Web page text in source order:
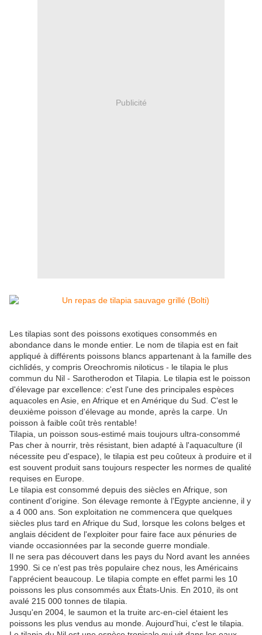
Publicité
Les tilapias sont des poissons exotiques consommés en
abondance dans le monde entier. Le nom de tilapia est en fait
appliqué à différents poissons blancs appartenant à la famille des
cichlidés, y compris Oreochromis niloticus - le tilapia le plus
commun du Nil - Sarotherodon et Tilapia. Le tilapia est le poisson
d'élevage par excellence: c'est l'une des principales espèces
aquacoles en Asie, en Afrique et en Amérique du Sud. C'est le
deuxième poisson d'élevage au monde, après la carpe. Un
poisson à faible coût très rentable!
Tilapia, un poisson sous-estimé mais toujours ultra-consommé
Pas cher à nourrir, très résistant, bien adapté à l'aquaculture (il
nécessite peu d'espace), le tilapia est peu coûteux à produire et il
est souvent produit sans toujours respecter les normes de qualité
requises en Europe.
Le tilapia est consommé depuis des siècles en Afrique, son
continent d'origine. Son élevage remonte à l'Egypte ancienne, il y
a 4 000 ans. Son exploitation ne commencera que quelques
siècles plus tard en Afrique du Sud, lorsque les colons belges et
anglais décident de l'exploiter pour faire face aux pénuries de
viande occasionnées par la seconde guerre mondiale.
Il ne sera pas découvert dans les pays du Nord avant les années
1990. Si ce n'est pas très populaire chez nous, les Américains
l'apprécient beaucoup. Le tilapia compte en effet parmi les 10
poissons les plus consommés aux États-Unis. En 2010, ils ont
avalé 215 000 tonnes de tilapia.
Jusqu'en 2004, le saumon et la truite arc-en-ciel étaient les
poissons les plus vendus au monde. Aujourd'hui, c'est le tilapia.